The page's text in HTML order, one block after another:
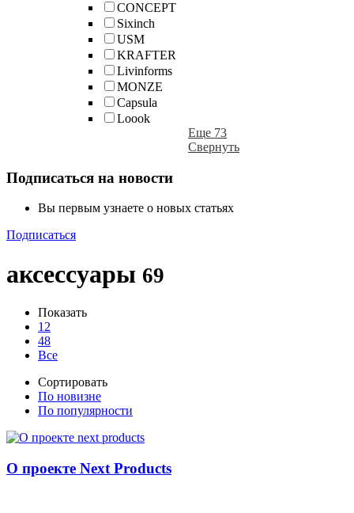
CONCEPT
Sixinch
USM
KRAFTER
Livinforms
MONZE
Capsula
Loook
Еще 73
Свернуть
Подписаться на новости
Вы первым узнаете о новых статьях
Подписаться
аксессуары 69
Показать
12
48
Все
Сортировать
По новизне
По популярности
О проекте Next Products